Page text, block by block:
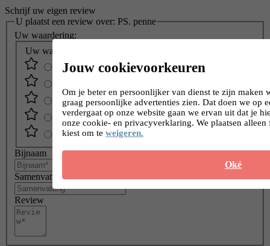
Jouw cookievoorkeuren
Om je beter en persoonlijker van dienst te zijn maken
graag persoonlijke advertenties zien. Dat doen we op
verdergaat op onze website gaan we ervan uit dat je
onze cookie- en privacyverklaring. We plaatsen
kiest om te weigeren.
Oké
Schrijf uw eigen review
U plaatst een review over: PS. penne
Uw waardering:
Uw waardering:
Bijnaam
Samenvatting
Review